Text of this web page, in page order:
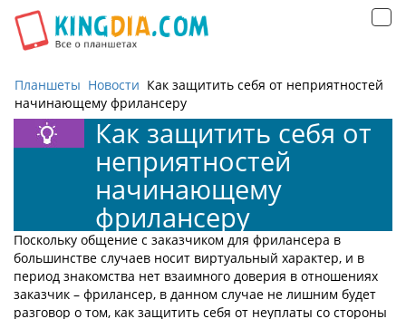
Планшеты Новости Как защитить себя от неприятностей
начинающему фрилансеру
Как защитить себя от
неприятностей
начинающему
фрилансеру
Поскольку общение с заказчиком для фрилансера в
большинстве случаев носит виртуальный характер, и в
период знакомства нет взаимного доверия в отношениях
заказчик – фрилансер, в данном случае не лишним будет
разговор о том, как защитить себя от неуплаты со стороны